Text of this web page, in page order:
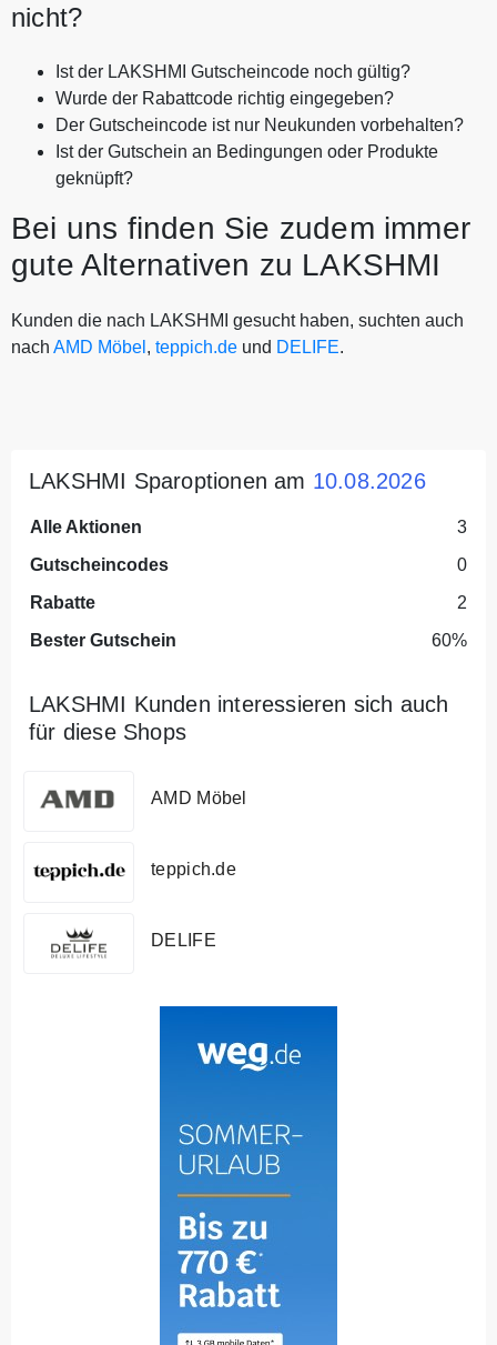
nicht?
Ist der LAKSHMI Gutscheincode noch gültig?
Wurde der Rabattcode richtig eingegeben?
Der Gutscheincode ist nur Neukunden vorbehalten?
Ist der Gutschein an Bedingungen oder Produkte
geknüpft?
Bei uns finden Sie zudem immer
gute Alternativen zu LAKSHMI
Kunden die nach LAKSHMI gesucht haben, suchten auch
nach AMD Möbel , teppich.de und DELIFE.
LAKSHMI Sparoptionen am 10.08.2026
Alle Aktionen
3
Gutscheincodes
0
Rabatte
2
Bester Gutschein
60%
LAKSHMI Kunden interessieren sich auch
für diese Shops
AMD Möbel
teppich.de
DELIFE